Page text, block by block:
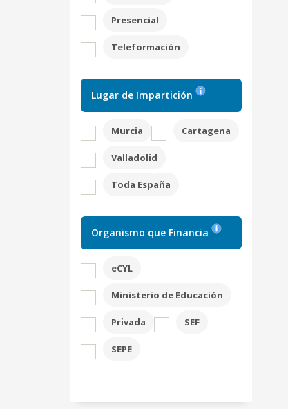
Presencial
Teleformación
Lugar de Impartición
Murcia Cartagena
Valladolid
Toda España
Organismo que Financia
eCYL
Ministerio de Educación
Privada SEF
SEPE